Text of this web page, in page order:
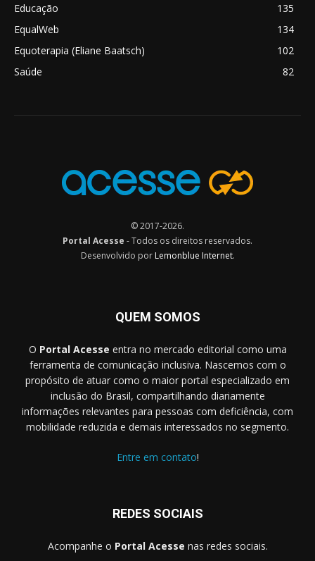
Educação
135
EqualWeb
134
Equoterapia (Eliane Baatsch)
102
Saúde
82
© 2017-2026.
Portal Acesse - Todos os direitos reservados.
Desenvolvido por Lemonblue Internet.
QUEM SOMOS
O Portal Acesse entra no mercado editorial como uma
ferramenta de comunicação inclusiva. Nascemos com o
propósito de atuar como o maior portal especializado em
inclusão do Brasil, compartilhando diariamente
informações relevantes para pessoas com deficiência, com
mobilidade reduzida e demais interessados no segmento.
Entre em contato!
REDES SOCIAIS
Acompanhe o Portal Acesse nas redes sociais.